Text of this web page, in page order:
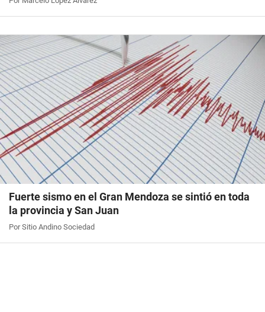
Fuerte sismo en el Gran Mendoza se sintió en toda
la provincia y San Juan
Por Sitio Andino Sociedad